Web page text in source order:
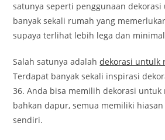
satunya seperti penggunaan
banyak sekali rumah yang
supaya terlihat lebih lega dan
Salah satunya adalahdekorasi untulk
Terdapat banyak sekali inspirasi
36. Anda bisa memilih dekorasi untuk
bahkan dapur, semua memiliki
sendiri.